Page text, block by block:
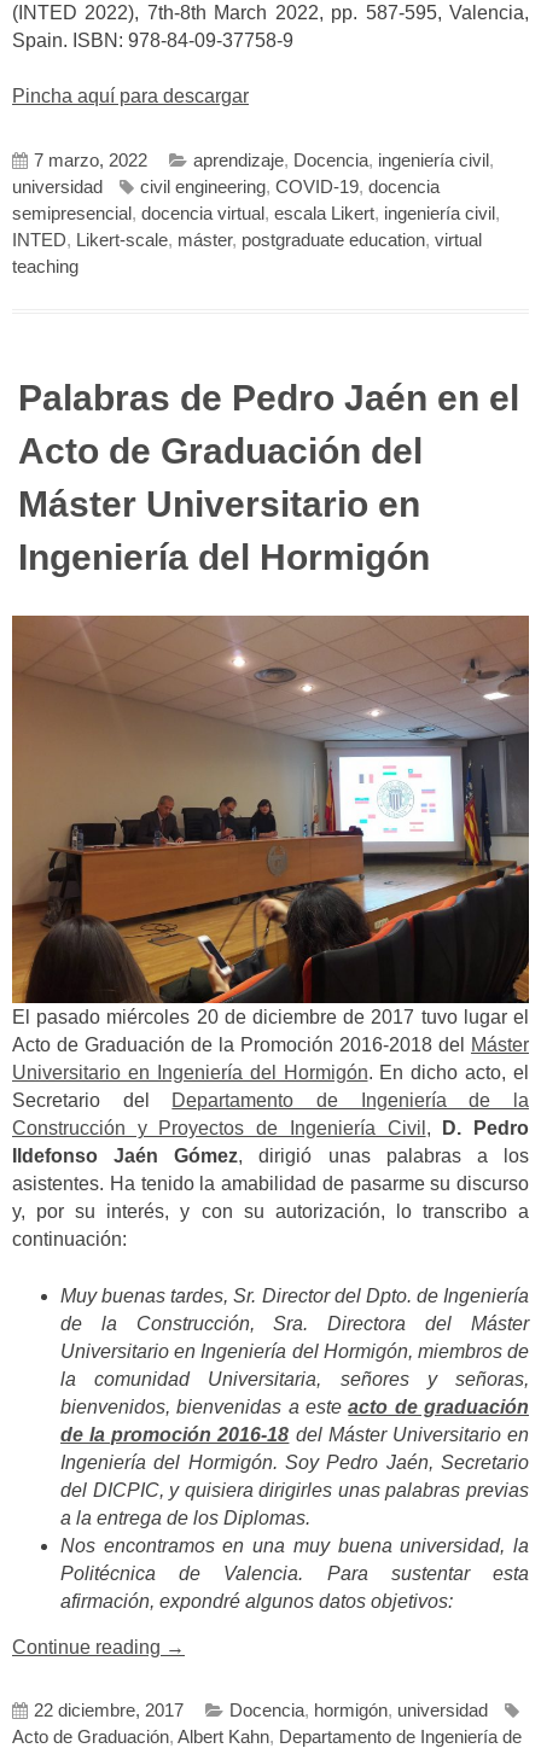
(INTED 2022), 7th-8th March 2022, pp. 587-595, Valencia,
Spain. ISBN: 978-84-09-37758-9
Pincha aquí para descargar
7 marzo, 2022 aprendizaje, Docencia, ingeniería civil ,
universidad
civil engineering, COVID-19, docencia
semipresencial , docencia virtual , escala Likert, ingeniería civil ,
INTED, Likert-scale, máster, postgraduate education, virtual
teaching
Palabras de Pedro Jaén en el
Acto de Graduación del
Máster Universitario en
Ingeniería del Hormigón
El pasado miércoles 20 de diciembre de 2017 tuvo lugar el
Acto de Graduación de la Promoción 2016-2018 del
Máster
Universitario en Ingeniería del Hormigón. En dicho acto, el
Secretario del Departamento de Ingeniería de la
Construcción y Proyectos de Ingeniería Civil ,
D. Pedro
Ildefonso Jaén Gómez, dirigió unas palabras a los
asistentes. Ha tenido la amabilidad de pasarme su discurso
y, por su interés, y con su autorización, lo transcribo a
continuación:
Muy buenas tardes, Sr. Director del Dpto. de Ingeniería
de la Construcción, Sra. Directora del Máster
Universitario en Ingeniería del Hormigón, miembros de
la comunidad Universitaria, señores y señoras,
bienvenidos, bienvenidas a esteacto de graduación
de la promoción 2016-18 del Máster Universitario en
Ingeniería del Hormigón. Soy Pedro Jaén, Secretario
del DICPIC, y quisiera dirigirles unas palabras previas
a la entrega de los Diplomas.
Nos encontramos en una muy buena universidad, la
Politécnica de Valencia. Para sustentar esta
afirmación, expondré algunos datos objetivos:
Continue reading «Palabras
Pedro
Jaén
→
22 diciembre, 2017 Docencia, hormigón, universidad
Acto de Graduación, Albert Kahn, Departamento de Ingeniería de